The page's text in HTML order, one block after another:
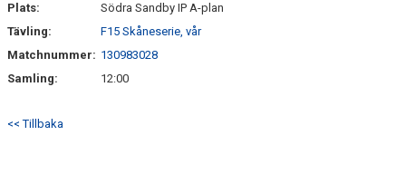
Plats:
Södra Sandby IP A-plan
Tävling:
F15 Skåneserie, vår
Matchnummer: 130983028
Samling:
12:00
<< Tillbaka